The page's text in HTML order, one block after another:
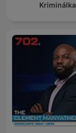
Kriminálka